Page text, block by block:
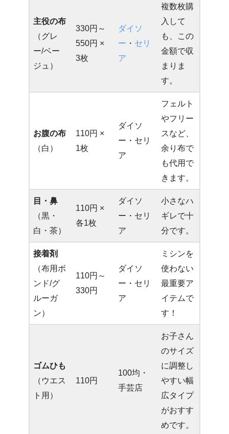
主役の布
（グレ
ー/ベー
ジュ）
330円～
550円 ×
3枚
ダイソ
ー ・ セリ
ア
複数枚購
入して
も、この
金額で収
まりま
す。
お腹の布
（白）
110円 ×
1枚
ダイソ
ー・セリ
ア
フェルト
やフリー
スなど、
余り布で
も代用で
きます。
目・鼻
（黒・
白・茶）
110円 ×
各1枚
ダイソ
ー・セリ
ア
小さなハ
ギレで十
分です。
接着剤
（布用ボ
ンド/グ
ルーガ
ン）
110円～
330円
ダイソ
ー・セリ
ア
ミシンを
使わない
最重要ア
イテムで
す！
ゴムひも
（ウエス
ト用）
110円
100均・
手芸店
お子さん
のサイズ
に調整し
やすい幅
広タイプ
がおすす
めです。